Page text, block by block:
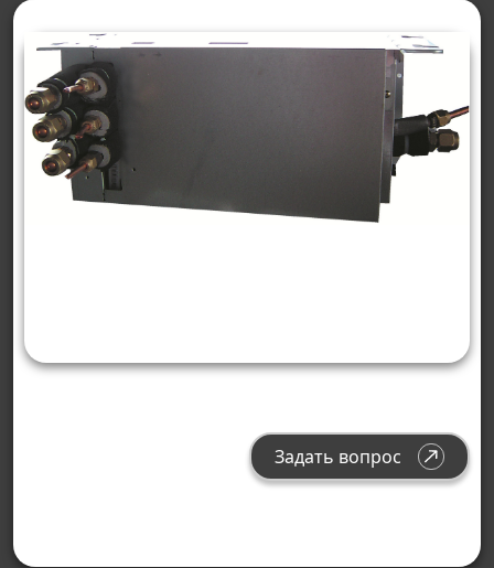
Задать вопрос